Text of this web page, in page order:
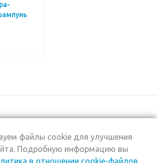
файлы cookie для улучшения
Подробную информацию вы
в отношении cookie-файлов